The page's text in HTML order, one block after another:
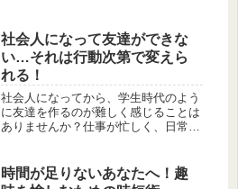
います。消化器内科専門医として働い
ています。 この投稿をInstagr...
社会人になって友達ができな
い…それは行動次第で変えら
れる！
社会人になってから、学生時代のよう
に友達を作るのが難しく感じることは
ありませんか？仕事が忙しく、日常が
とです。しかし、友達を作るのは決し
て不可能ではありません。この記事で
時間が足りないあなたへ！趣